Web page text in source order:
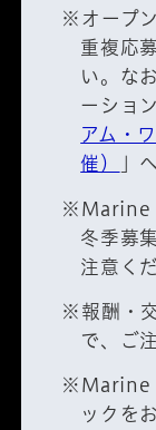
※オープ
重複応
い。な
ーショ
アム・
催）
」
※Marine
冬季募
注意く
※報酬・
で、ご
※Marine
ックを